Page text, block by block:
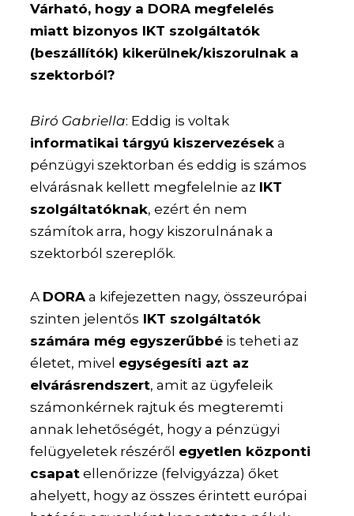
Várható, hogy a DORA megfelelés
miatt bizonyos IKT szolgáltatók
(beszállítók) kikerülnek/kiszorulnak a
szektorból?
Biró Gabriella: Eddig is voltak
informatikai tárgyú kiszervezések a
pénzügyi szektorban és eddig is számos
elvárásnak kellett megfelelnie az IKT
szolgáltatóknak, ezért én nem
számítok arra, hogy kiszorulnának a
szektorból szereplők.
A DORA a kifejezetten nagy, összeurópai
szinten jelentős IKT szolgáltatók
számára még egyszerűbbé is teheti az
életet, mivel egységesíti azt az
elvárásrendszert, amit az ügyfeleik
számonkérnek rajtuk és megteremti
annak lehetőségét, hogy a pénzügyi
felügyeletek részéről egyetlen központi
csapat ellenőrizze (felvigyázza) őket
ahelyett, hogy az összes érintett európai